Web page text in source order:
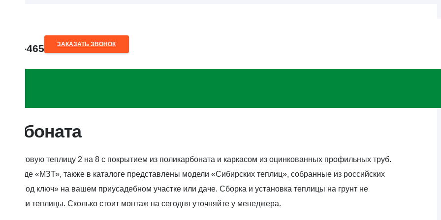
28-465 ЗАКАЗАТЬ ЗВОНОК
готовую теплицу 2 на 8 с покрытием из поликарбоната и каркасом из оцинкованных профильных труб.
заводе «МЗТ», также в каталоге представлены модели «Сибирских теплиц», собранные из российских
«под ключ» на вашем приусадебном участке или даче. Сборка и установка теплицы на грунт не
теплицы. Сколько стоит монтаж на сегодня уточняйте у менеджера.